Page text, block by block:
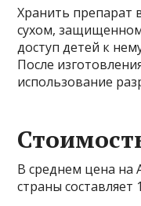
Хранить препарат
сухом,
доступ детей к
После
использование
В среднем цена на
страны составляет